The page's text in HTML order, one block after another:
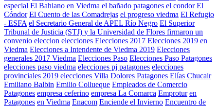
especial El Bahiano en Viedma el bañado patagones el condor El
Cóndor El Cuento de las Comadrejas el progreso viedma El Refugio
- ESFA el Secretario General de APEL Río Negro El Superior
Tribunal de Justicia (STJ) y la Universidad de Flores firmaron un
convenio eleccion elecciones Elecciones 2017 Elecciones 2019 en
Viedma Elecciones a Intendente de Viedma 2019 Elecciones
generales 2017 Viedma Elecciones Paso Elecciones Paso Patagones
elecciones paso viedma elecciones pj patagones elecciones
provinciales 2019 elecciones Villa Dolores Patagones Elías Chucair
Emiliano Balbin Emilio Collueque Empleados de Comercio
Patagones empresa ceferino empresa La Comarca Emprotur en
Patagones en Viedma Enacom Enciende el Invierno Encuentro de